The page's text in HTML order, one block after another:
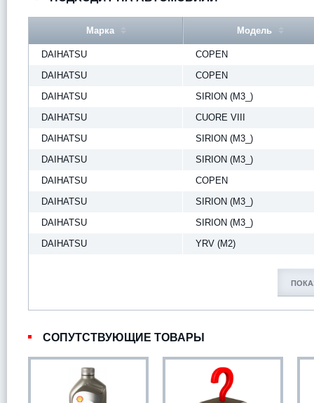
Марка Модель
DAIHATSU
COPEN
DAIHATSU
COPEN
DAIHATSU
SIRION (M3_)
DAIHATSU
CUORE VIII
DAIHATSU
SIRION (M3_)
DAIHATSU
SIRION (M3_)
DAIHATSU
COPEN
DAIHATSU
SIRION (M3_)
DAIHATSU
SIRION (M3_)
DAIHATSU
YRV (M2)
СОПУТСТВУЮЩИЕ ТОВАРЫ